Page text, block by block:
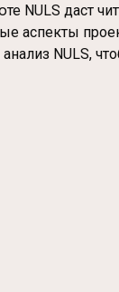
NULS даст
аспекты
NULS,